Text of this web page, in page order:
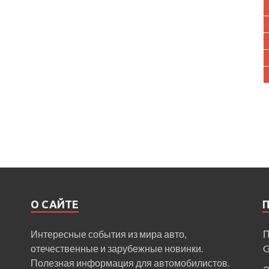
О САЙТЕ
Интересные события из мира авто,
отечественные и зарубежные новинки.
Полезная информация для автомобилистов.